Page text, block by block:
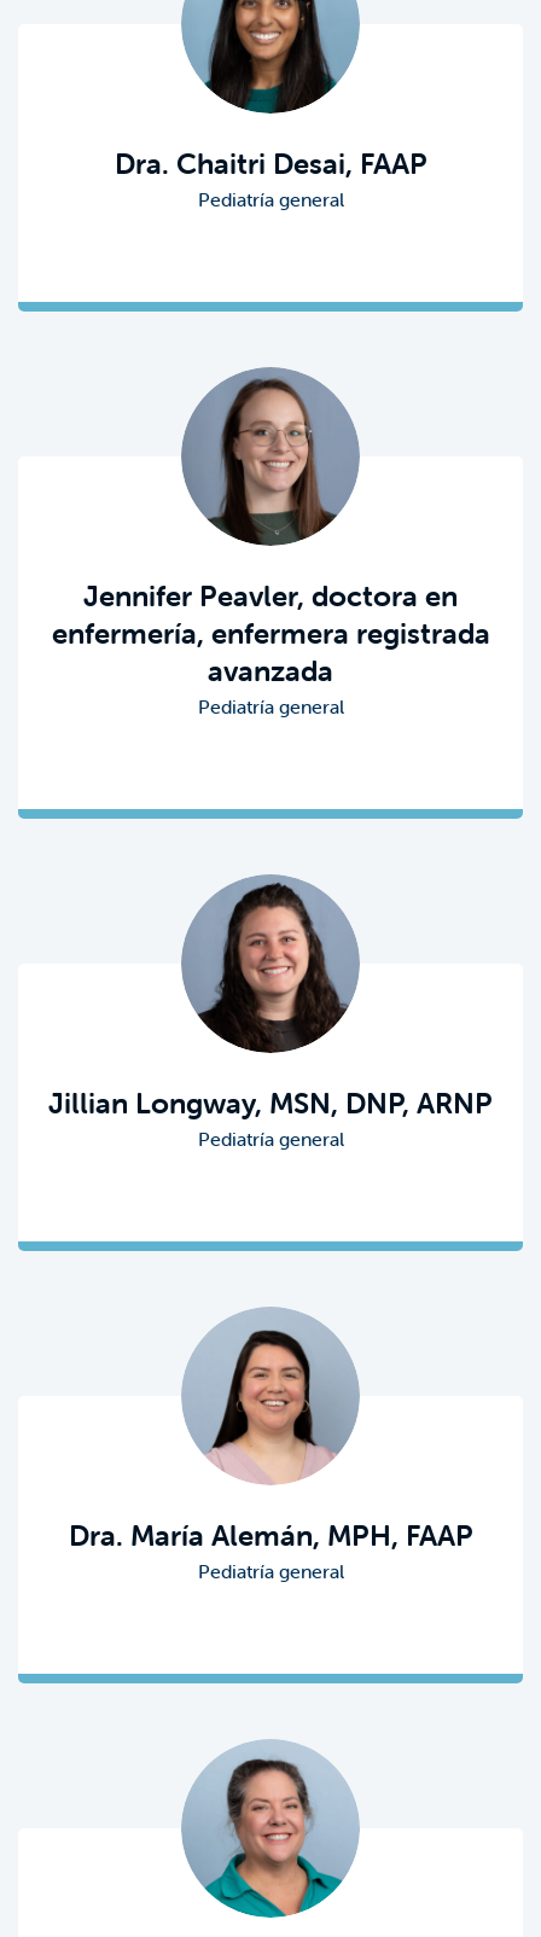
Dra. Chaitri Desai, FAAP
Pediatría general
Jennifer Peavler, doctora en
enfermería, enfermera registrada
avanzada
Pediatría general
Jillian Longway, MSN, DNP, ARNP
Pediatría general
Dra. María Alemán, MPH, FAAP
Pediatría general